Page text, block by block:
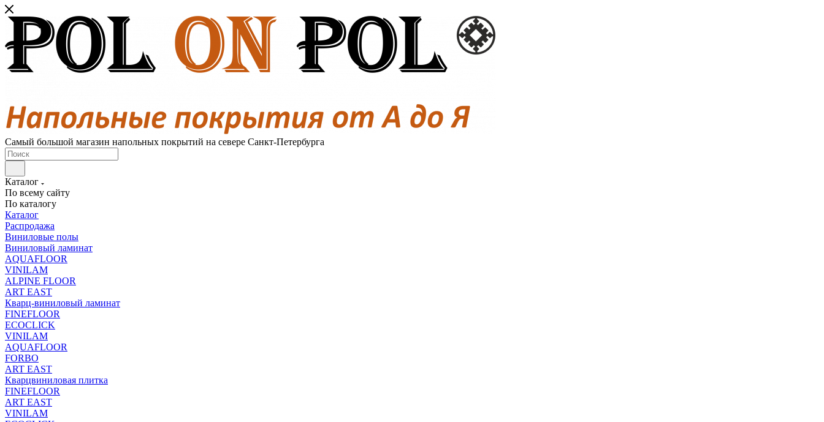
Самый большой магазин напольных покрытий на севере Санкт-Петербурга
Каталог
По всему сайту
По каталогу
Каталог
Распродажа
Виниловые полы
Виниловый ламинат
AQUAFLOOR
VINILAM
ALPINE FLOOR
ART EAST
Кварц-виниловый ламинат
FINEFLOOR
ECOCLICK
VINILAM
AQUAFLOOR
FORBO
ART EAST
Кварцвиниловая плитка
FINEFLOOR
ART EAST
VINILAM